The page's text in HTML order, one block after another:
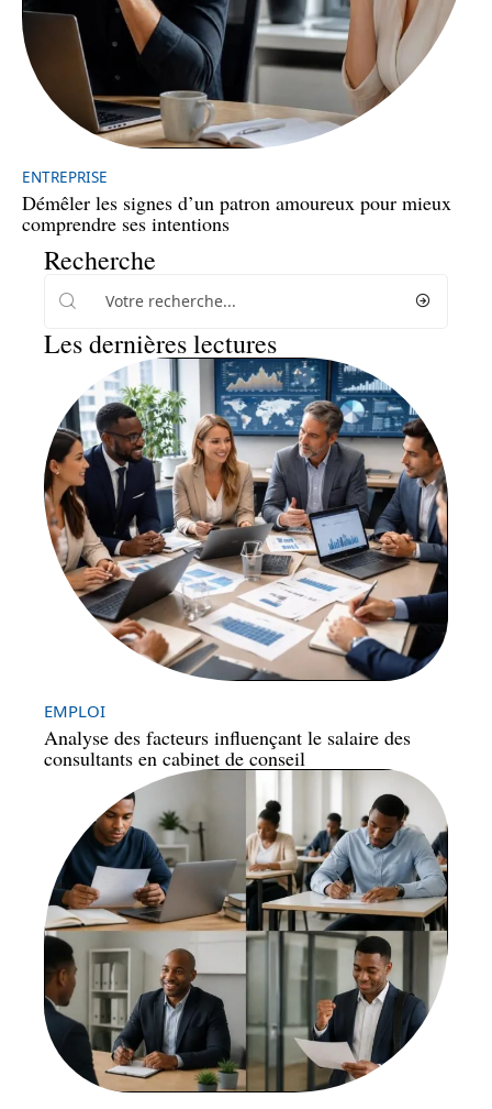
ENTREPRISE
Démêler les signes d’un patron amoureux pour mieux
comprendre ses intentions
Recherche
Les dernières lectures
EMPLOI
Analyse des facteurs influençant le salaire des
consultants en cabinet de conseil